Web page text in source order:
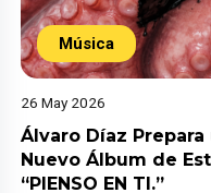
Música
26 May 2026
Álvaro Díaz Prepara
Nuevo Álbum de
“PIENSO EN TI.”